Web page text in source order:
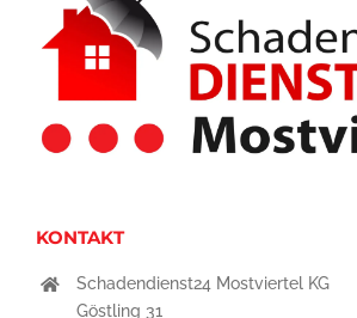
KONTAKT
Schadendienst24 Mostviertel KG
Göstling 31